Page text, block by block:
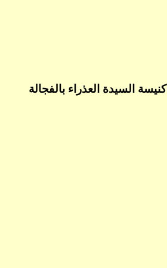
كنيسة السيدة العذراء بالفجالة